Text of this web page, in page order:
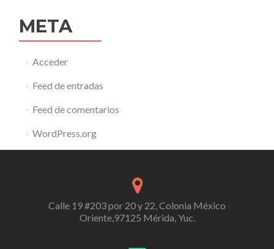
META
Acceder
Feed de entradas
Feed de comentarios
WordPress.org
Calle 19 #203 por 20 y 22, Colonia México
Oriente,97125 Mérida, Yuc.